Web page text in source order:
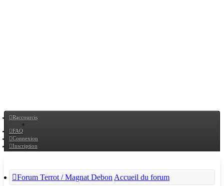
Raccourcis
FAQ
Connexion
Inscription
Forum Terrot / Magnat Debon Accueil du forum